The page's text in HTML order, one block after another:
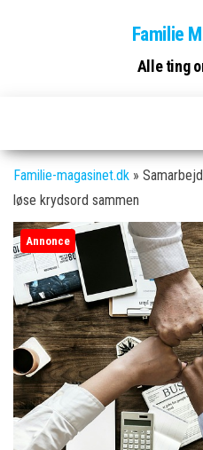
Familie
Alle ting
Familie-magasinet.dk »
løse krydsord sammen
Annonce